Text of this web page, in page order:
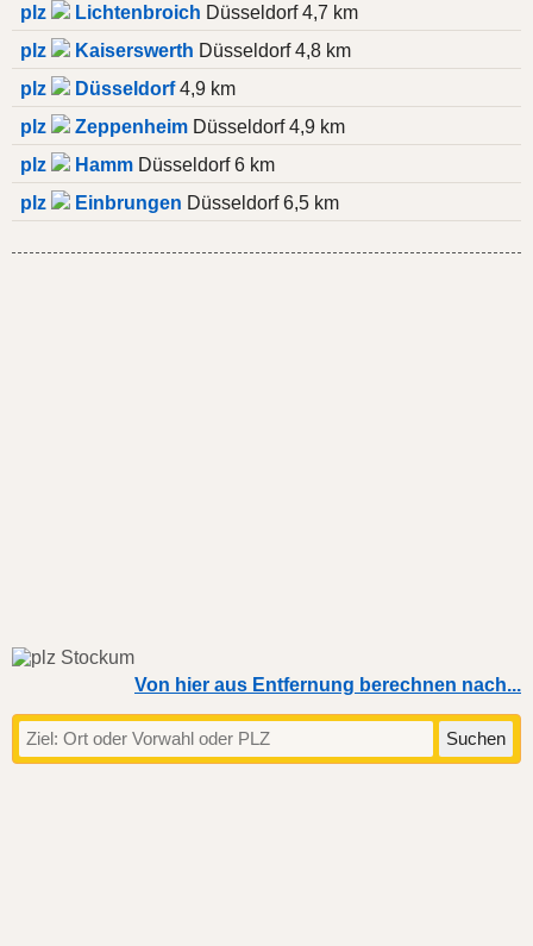
plz
Lichtenbroich Düsseldorf 4,7 km
plz
Kaiserswerth Düsseldorf 4,8 km
plz
Düsseldorf4,9 km
plz
Zeppenheim Düsseldorf 4,9 km
plz
Hamm Düsseldorf 6 km
plz
Einbrungen Düsseldorf 6,5 km
Von hier aus Entfernung berechnen nach...